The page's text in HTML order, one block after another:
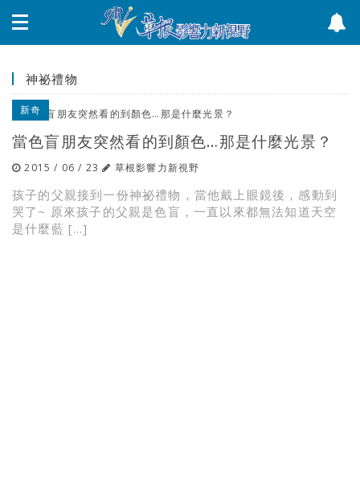
神祕禮物
新奇
當色盲朋友突然看的到顏色…那是什麼光景？
2015 / 06 / 23 草根影響力新視野
孩子的父親接到一份神祕禮物，當他戴上眼鏡後，感動到
哭了~ 原來孩子的父親是色盲，一直以來都無法知道天空
是什麼藍 […]